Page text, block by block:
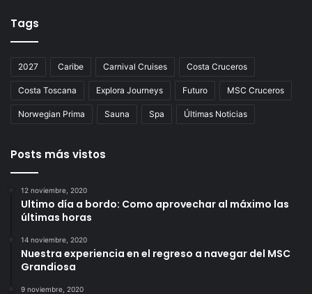
Tags
2027 Caribe Carnival Cruises Costa Cruceros
Costa Toscana Explora Journeys Futuro MSC Cruceros
Norwegian Prima Sauna Spa Últimas Noticias
Posts más vistos
12 noviembre, 2020
Ultimo día a bordo: Como aprovechar al máximo las
últimas horas
14 noviembre, 2020
Nuestra experiencia en el regreso a navegar del MSC
Grandiosa
9 noviembre, 2020